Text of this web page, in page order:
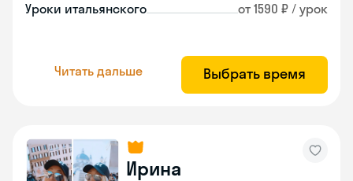
Уроки итальянского от 1590 ₽ / урок
Читать дальше Выбрать время
Ирина